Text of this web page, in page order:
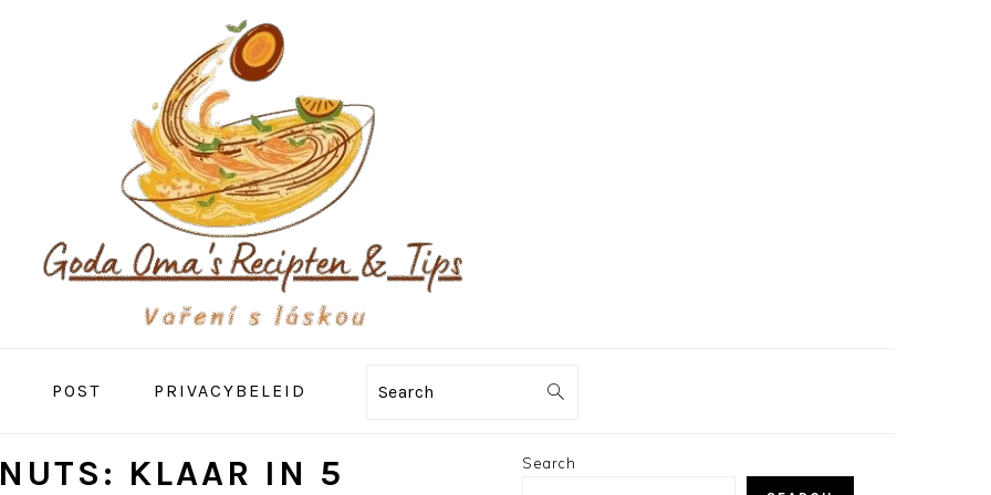
POST PRIVACYBELEID Search
KLAAR IN 5
PRIMARY
Search